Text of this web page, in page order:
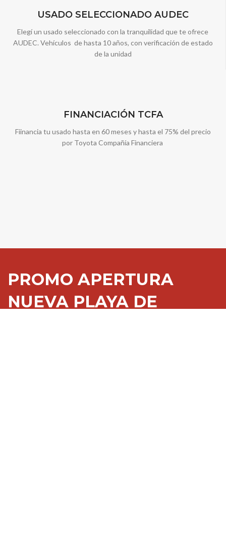
USADO SELECCIONADO AUDEC
Elegí un usado seleccionado con la tranquilidad que te ofrece
AUDEC. Vehículos de hasta 10 años, con verificación de estado
de la unidad
FINANCIACIÓN TCFA
Fiinancia tu usado hasta en 60 meses y hasta el 75% del precio
por Toyota Compañía Financiera
PROMO APERTURA
NUEVA PLAYA DE